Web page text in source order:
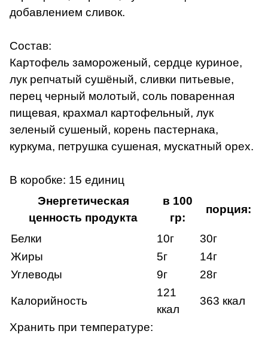
добавлением сливок.
Состав:
Картофель замороженый, сердце куриное,
лук репчатый сушёный, сливки питьевые,
перец черный молотый, соль поваренная
пищевая, крахмал картофельный, лук
зеленый сушеный, корень пастернака,
куркума, петрушка сушеная, мускатный орех.
В коробке: 15 единиц
Энергетическая
ценность продукта
в 100
гр:
порция:
Белки 10г
30г
Жиры
5г
14г
Углеводы
9г 28г
Калорийность
121
ккал
363 ккал
Хранить при температуре: